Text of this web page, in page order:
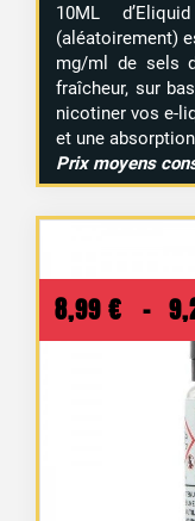
10ML
(aléatoirement)
mg/ml de sels
fraîcheur, sur
nicotiner vos e-
et une
Prix moyens
8,99 € –